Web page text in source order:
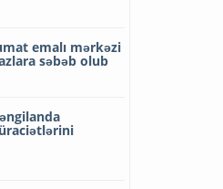
emalı mərkəzi
səbəb olub